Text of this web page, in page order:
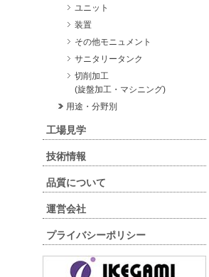
ユニット
装置
その他モニュメント
サニタリータンク
切削加工
(旋盤加工・マシニング)
用途・分野別
工場見学
技術情報
品質について
運営会社
プライバシーポリシー